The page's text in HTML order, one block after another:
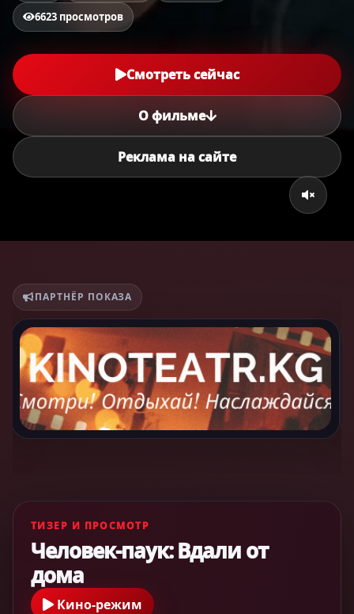
6623 просмотров
Смотреть сейчас
О фильме
Реклама на сайте
ПАРТНЁР ПОКАЗА
ТИЗЕР И ПРОСМОТР
Человек-паук: Вдали от
дома
Кино-режим